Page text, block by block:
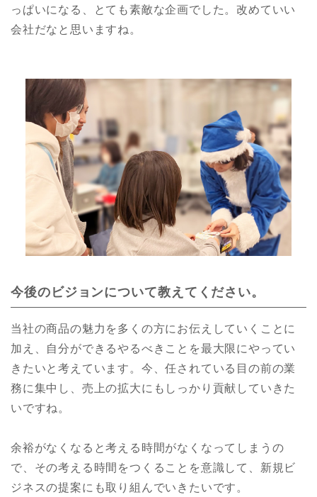
っぱいになる、とても素敵な企画でした。改めていい
会社だなと思いますね。
今後のビジョンについて教えてください。
当社の商品の魅力を多くの方にお伝えしていくことに
加え、自分ができるやるべきことを最大限にやってい
きたいと考えています。今、任されている目の前の業
務に集中し、売上の拡大にもしっかり貢献していきた
いですね。
余裕がなくなると考える時間がなくなってしまうの
で、その考える時間をつくることを意識して、新規ビ
ジネスの提案にも取り組んでいきたいです。